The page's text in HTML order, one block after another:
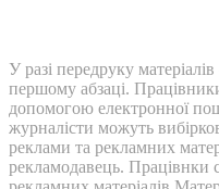
У разі передруку
першому абзаці.
допомогою електронної
журналісти можуть
реклами та рекламних
рекламодавець. Працівнки